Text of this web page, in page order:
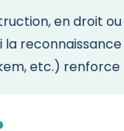
en droit
la
etc.)